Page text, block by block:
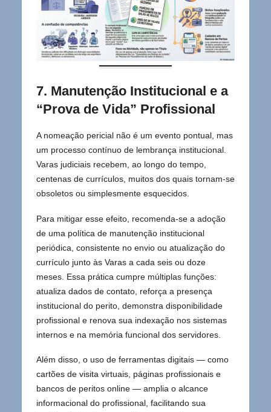
7. Manutenção Institucional e a
“Prova de Vida” Profissional
A nomeação pericial não é um evento pontual, mas
um processo contínuo de lembrança institucional.
Varas judiciais recebem, ao longo do tempo,
centenas de currículos, muitos dos quais tornam-se
obsoletos ou simplesmente esquecidos.
Para mitigar esse efeito, recomenda-se a adoção
de uma política de manutenção institucional
periódica, consistente no envio ou atualização do
currículo junto às Varas a cada seis ou doze
meses. Essa prática cumpre múltiplas funções:
atualiza dados de contato, reforça a presença
institucional do perito, demonstra disponibilidade
profissional e renova sua indexação nos sistemas
internos e na memória funcional dos servidores.
Além disso, o uso de ferramentas digitais — como
cartões de visita virtuais, páginas profissionais e
bancos de peritos online — amplia o alcance
informacional do profissional, facilitando sua